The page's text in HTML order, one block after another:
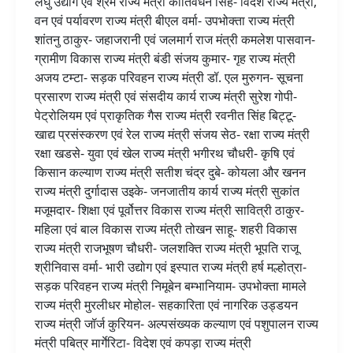
वन एवं पर्यावरण राज्य मंत्री बीएल वर्मा- उपभोक्ता राज्य मंत्री
शांतनु ठाकुर- जहाजरानी एवं जलमार्ग राज मंत्री कमलेश पासवान-
ग्रामीण विकास राज्य मंत्री बंडी संजय कुमार- गृह राज्य मंत्री
अजय टम्टा- सड़क परिवहन राज्य मंत्री डॉ. एल मुरुगन- सूचना
प्रसारण राज्य मंत्री एवं संसदीय कार्य राज्य मंत्री सुरेश गोपी-
पेट्रोलियम एवं प्राकृतिक गैस राज्य मंत्री रवनीत सिंह बिट्टू-
खाद्य प्रसंस्करण एवं रेल राज्य मंत्री संजय सेठ- रक्षा राज्य मंत्री
रक्षा खडसे- युवा एवं खेल राज्य मंत्री भगीरथ चौधरी- कृषि एवं
किसान कल्याण राज्य मंत्री सतीश चंद्र दुबे- कोयला और खनन
राज्य मंत्री दुर्गादास उइके- जनजातीय कार्य राज्य मंत्री सुकांत
मजूमदार- शिक्षा एवं पूर्वोत्तर विकास राज्य मंत्री सावित्री ठाकुर-
महिला एवं बाल विकास राज्य मंत्री तोखन साहू- शहरी विकास
राज्य मंत्री राजभूषण चौधरी- जलशक्ति राज्य मंत्री भूपति राजू
श्रीनिवास वर्मा- भारी उद्योग एवं इस्पात राज्य मंत्री हर्ष मल्होत्रा-
सड़क परिवहन राज्य मंत्री निमूबेन बम्भानियाम- उपभोक्ता मामले
राज्य मंत्री मुरलीधर मोहोल- सहकारिता एवं नागरिक उड्डयन
राज्य मंत्री जॉर्ज कुरियन- अल्पसंख्यक कल्याण एवं पशुपालन राज्य
मंत्री पबित्र मार्गेरिटा- विदेश एवं कपड़ा राज्य मंत्री